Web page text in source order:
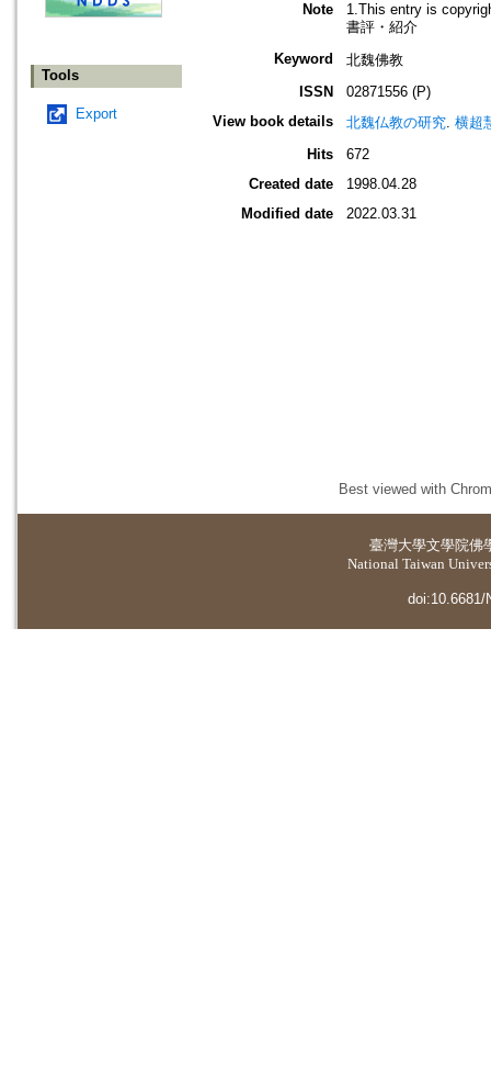
Tools
Export
Note
1.This entry is
書評・紹介
Keyword
北魏佛教
ISSN
02871556 (P)
View book details
北魏仏教の研究. 横超
Hits
672
Created date
1998.04.28
Modified date
2022.03.31
Best viewed with
臺灣大學文學院佛
National Taiwan
doi:10.6681/